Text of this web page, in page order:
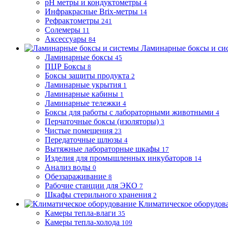
pH метры и кондуктометры 4
Инфракрасные Brix-метры 14
Рефрактометры 241
Солемеры 11
Аксессуары 84
Ламинарные боксы и
Ламинарные боксы 45
ПЦР Боксы 8
Боксы защиты продукта 2
Ламинарные укрытия 1
Ламинарные кабины 1
Ламинарные тележки 4
Боксы для работы с лабораторными животными 4
Перчаточные боксы (изоляторы) 3
Чистые помещения 23
Передаточные шлюзы 4
Вытяжные лабораторные шкафы 17
Изделия для промышленных инкубаторов 14
Анализ воды 0
Обеззараживание 8
Рабочие станции для ЭКО 7
Шкафы стерильного хранения 2
Климатическое
Камеры тепла-влаги 35
Камеры тепла-холода 109